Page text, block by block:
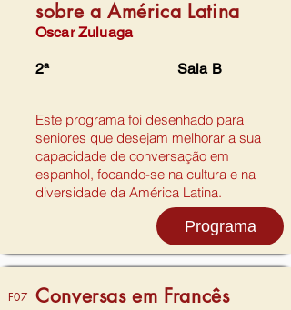
sobre a América Latina
Oscar Zuluaga
2ª Sala B
Este programa foi desenhado para
seniores que desejam melhorar a sua
capacidade de conversação em
espanhol, focando-se na cultura e na
diversidade da América Latina.
Programa
F07 Conversas em Francês